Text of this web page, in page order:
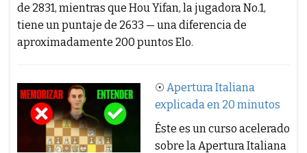
de 2831, mientras que Hou Yifan, la jugadora No.1,
tiene un puntaje de 2633 — una diferencia de
aproximadamente 200 puntos Elo.
☉ Apertura Italiana
explicada en 20 minutos
Éste es un curso acelerado
sobre la Apertura Italiana